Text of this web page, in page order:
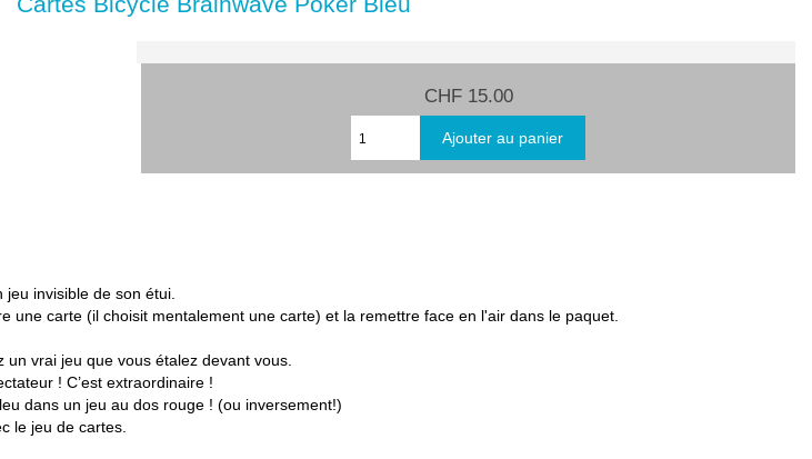
CHF 15.00
invisible de son étui.
une carte (il choisit mentalement une carte) et la remettre face en l'air dans le paquet.
vrai jeu que vous étalez devant vous.
! C’est extraordinaire !
dans un jeu au dos rouge ! (ou inversement!)
le jeu de cartes.